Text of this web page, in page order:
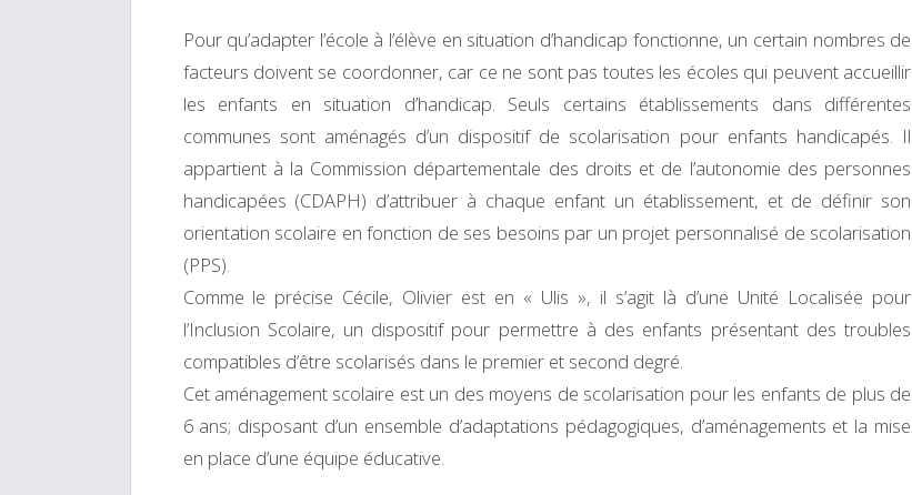
Pour qu’adapter l’école à l’élève en situation d’handicap fonctionne, un certain nombres de
facteurs doivent se coordonner, car ce ne sont pas toutes les écoles qui peuvent accueillir
les enfants en situation d’handicap. Seuls certains établissements dans différentes
communes sont aménagés d’un dispositif de scolarisation pour enfants handicapés. Il
appartient à la Commission départementale des droits et de l’autonomie des personnes
handicapées (CDAPH) d’attribuer à chaque enfant un établissement, et de définir son
orientation scolaire en fonction de ses besoins par un projet personnalisé de scolarisation
(PPS).
Comme le précise Cécile, Olivier est en « Ulis », il s’agit là d’une Unité Localisée pour
l’Inclusion Scolaire, un dispositif pour permettre à des enfants présentant des troubles
compatibles d’être scolarisés dans le premier et second degré.
Cet aménagement scolaire est un des moyens de scolarisation pour les enfants de plus de
6 ans; disposant d’un ensemble d’adaptations pédagogiques, d’aménagements et la mise
en place d’une équipe éducative.